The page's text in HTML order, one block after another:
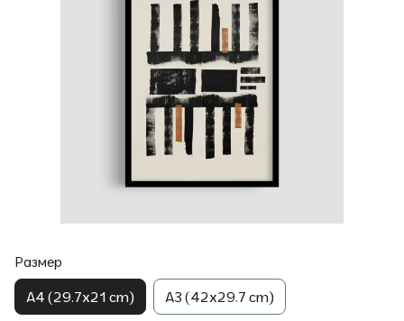
Размер
A4 (29.7x21 cm) A3 (42x29.7 cm)